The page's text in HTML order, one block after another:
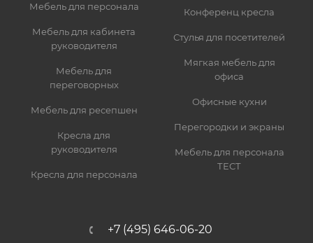
Мебель для персонала
Мебель для кабинета
руководителя
Мебель для
переговорных
Мебель для ресепшен
Кресла для
руководителя
Кресла для персонала
Конференц кресла
Стулья для посетителей
Мягкая мебель для
офиса
Офисные кухни
Перегородки и экраны
Мебель для персонала
ТЕСТ
+7 (495) 646-06-20